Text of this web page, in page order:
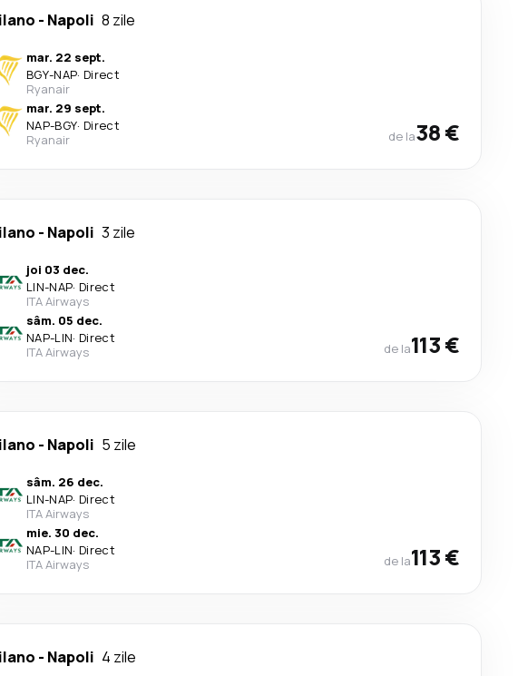
- Napoli 8 zile
mar. 22 sept.
BGY-NAP· Direct
Ryanair
mar. 29 sept.
NAP-BGY· Direct
Ryanair
de la38 €
- Napoli 3 zile
joi 03 dec.
LIN-NAP· Direct
ITA Airways
sâm. 05 dec.
NAP-LIN· Direct
ITA Airways
de la113 €
- Napoli 5 zile
sâm. 26 dec.
LIN-NAP· Direct
ITA Airways
mie. 30 dec.
NAP-LIN· Direct
ITA Airways
de la113 €
- Napoli 4 zile